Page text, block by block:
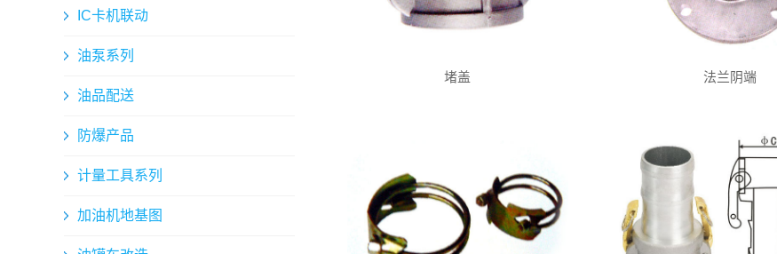
IC卡机联动
油泵系列
油品配送
防爆产品
计量工具系列
加油机地基图
堵盖 法兰阴端